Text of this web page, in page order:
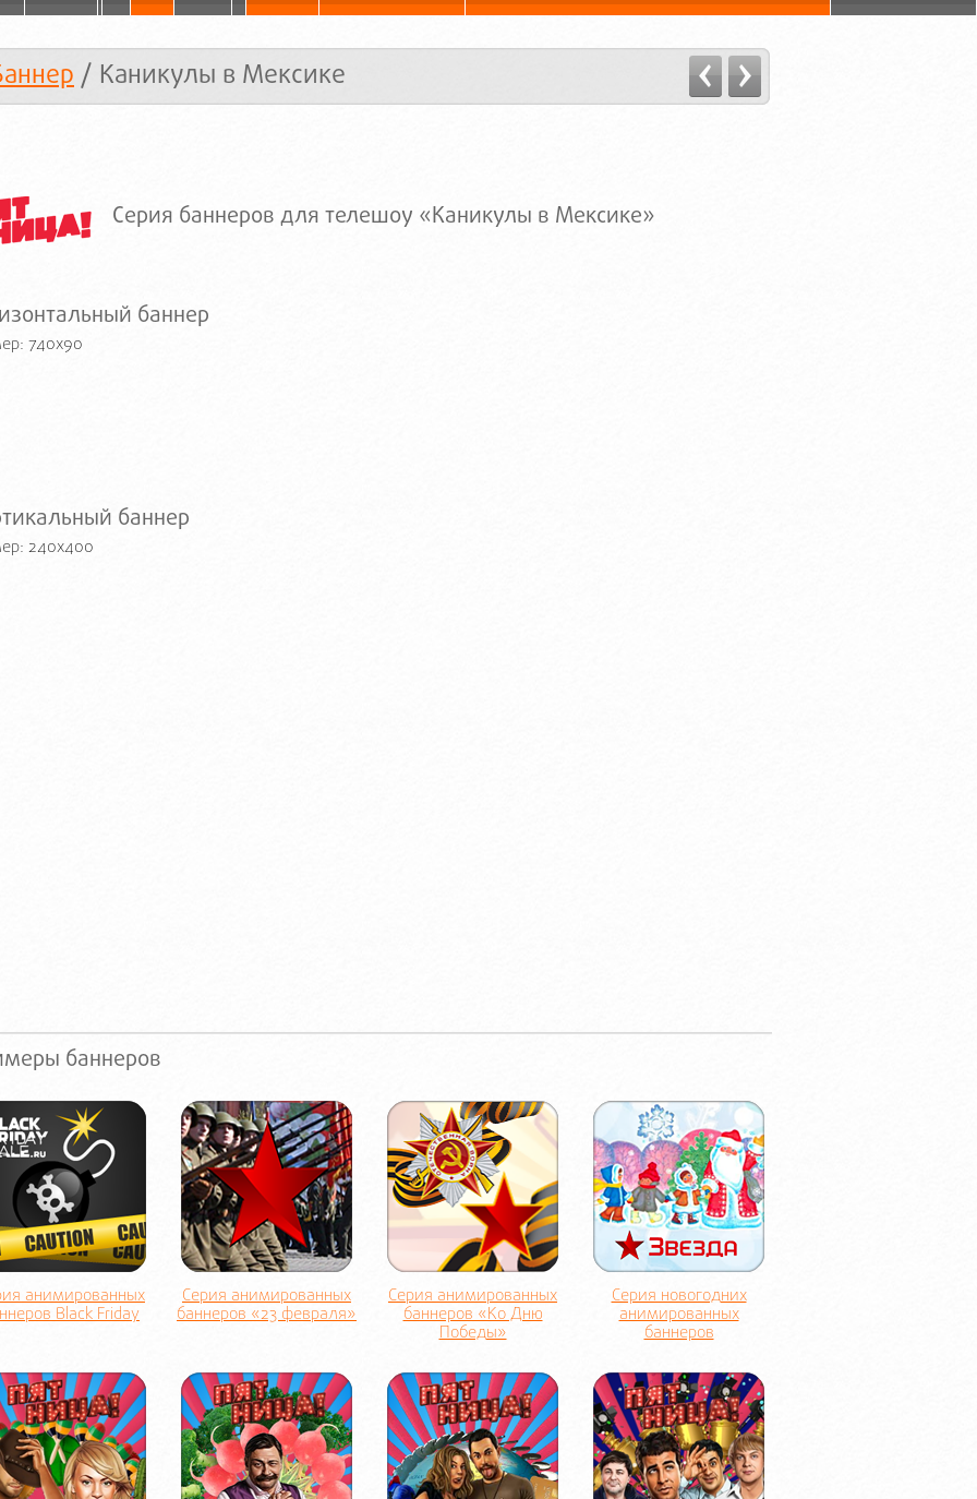
/ Каникулы в Мексике
Серия баннеров для телешоу «Каникулы в Мексике»
баннер
740x90
баннер
240x400
баннеров
анимированных
Black Friday
Серия анимированных
баннеров «23 февраля»
Серия анимированных
баннеров «Ко Дню
Победы»
Серия новогодних
анимированных
баннеров